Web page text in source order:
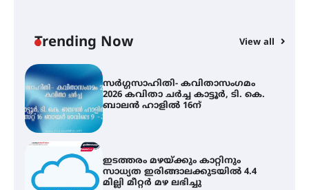
Trending Now View all
സർഗ്ഗസാഹിതി- കവിതാസംഗമം
2026 കവിതാ ചർച്ച കാട്ടൂർ, ടി. കെ.
ബാലൻ ഹാളിൽ 16ന്
ഇടത്തരം മഴയ്ക്കും കാറ്റിനും
സാധ്യത ഇരിങ്ങാലക്കുടയിൽ 4.4
മില്ലി മീറ്റർ മഴ ലഭിച്ചു